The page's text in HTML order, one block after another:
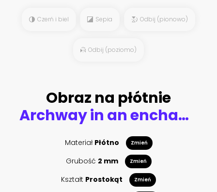
Czerń i biel Sepia Odbij (pionowo)
Odbij (poziomo)
Obraz na płótnie
Archway in an enchanted fairy garden landscape, can be used as background
Materiał Płótno Zmień
Grubość 2 mm Zmień
Kształt Prostokąt Zmień